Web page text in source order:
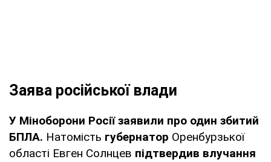
Заява російської влади
У Міноборони Росії заявили про один збитий
БПЛА. Натомість губернатор Оренбурзької
області Евген Солнцев підтвердив влучання